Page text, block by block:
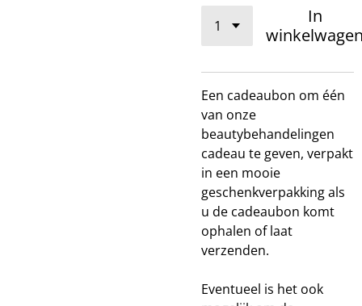
In
Een cadeaubon om één
van onze
beautybehandelingen
cadeau te geven, verpakt
in een mooie
geschenkverpakking als
u de cadeaubon komt
ophalen of laat
verzenden.
Eventueel is het ook